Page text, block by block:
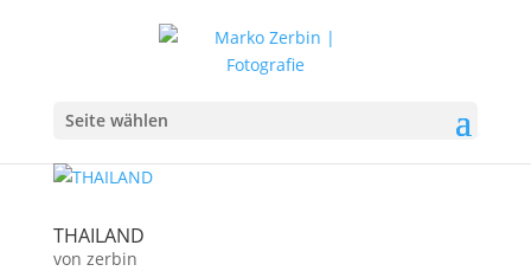
Seite wählen
THAILAND
von zerbin